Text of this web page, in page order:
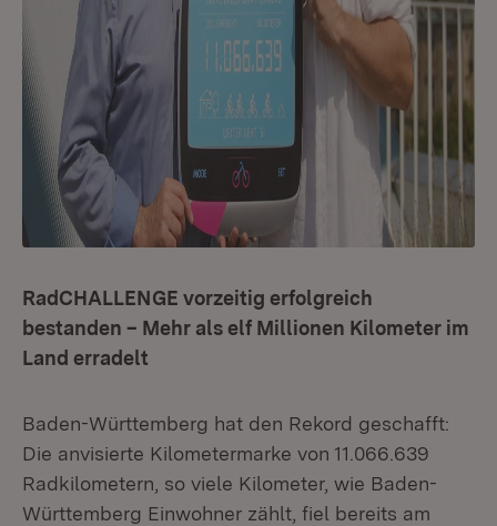
RadCHALLENGE vorzeitig erfolgreich
bestanden – Mehr als elf Millionen Kilometer im
Land erradelt
Baden-Württemberg hat den Rekord geschafft:
Die anvisierte Kilometermarke von 11.066.639
Radkilometern, so viele Kilometer, wie Baden-
Württemberg Einwohner zählt, fiel bereits am